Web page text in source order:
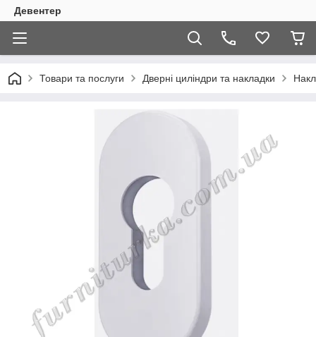
Девентер
Товари та послуги Дверні циліндри та накладки